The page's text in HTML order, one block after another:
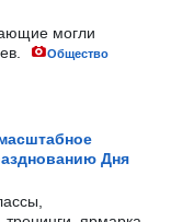
могли
Общество
Дня